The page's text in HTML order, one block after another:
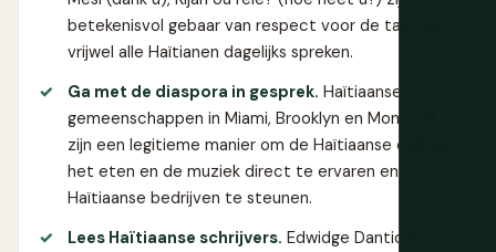
betekenisvol gebaar van respect voor de taal die
vrijwel alle Haïtianen dagelijks spreken.
Ga met de diaspora in gesprek. Haïtiaanse
gemeenschappen in Miami, Brooklyn en Montreal
zijn een legitieme manier om de Haïtiaanse cultuur,
het eten en de muziek direct te ervaren en
Haïtiaanse bedrijven te steunen.
Lees Haïtiaanse schrijvers. Edwidge Danticat,